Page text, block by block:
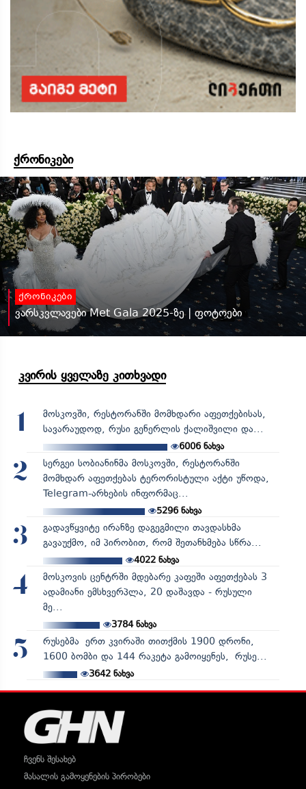
ქრონიკები
ქრონიკები
ვარსკვლავები Met Gala 2025-ზე | ფოტოები
კვირის ყველაზე კითხვადი
1
მოსკოვში, რესტორანში მომხდარი აფეთქებისას,
სავარაუდოდ, რუსი გენერლის ქალიშვილი და...
6006ნახვა
2
სერგეი სობიანინმა მოსკოვში, რესტორანში
მომხდარ აფეთქებას ტერორისტული აქტი უწოდა,
Telegram-არხების ინფორმაც...
5296ნახვა
3
გადავწყვიტე ირანზე დაგეგმილი თავდასხმა
გავაუქმო, იმ პირობით, რომ შეთანხმება სწრა...
4022ნახვა
4
მოსკოვის ცენტრში მდებარე კაფეში აფეთქებას 3
ადამიანი ემსხვერპლა, 20 დაშავდა - რუსული
მე...
3784ნახვა
5
რუსებმა ერთ კვირაში თითქმის 1900 დრონი,
1600 ბომბი და 144 რაკეტა გამოიყენეს, რუსე...
3642ნახვა
ჩვენს შესახებ
მასალის გამოყენების პირობები